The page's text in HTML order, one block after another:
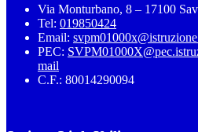
Via Monturbano, 8 – 17100
Tel: 019850424
Email:
PEC:
mail
C.F.: 80014290094